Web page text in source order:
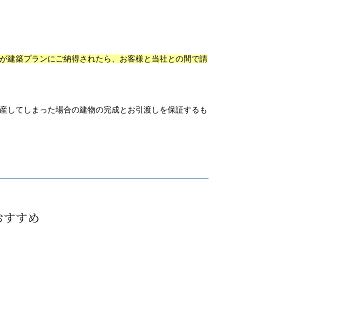
建築プランにご納得されたら、お客様と当社との間で請
てしまった場合の建物の完成とお引渡しを保証するも
すめ